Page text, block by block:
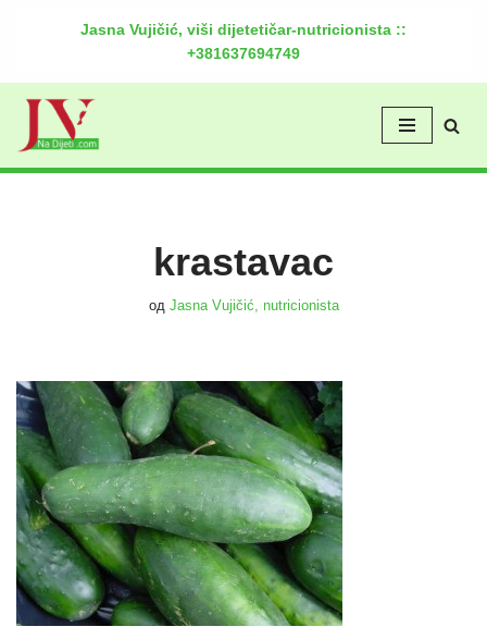
Jasna Vujičić, viši dijetetičar-nutricionista ::
+381637694749
krastavac
од Jasna Vujičić, nutricionista